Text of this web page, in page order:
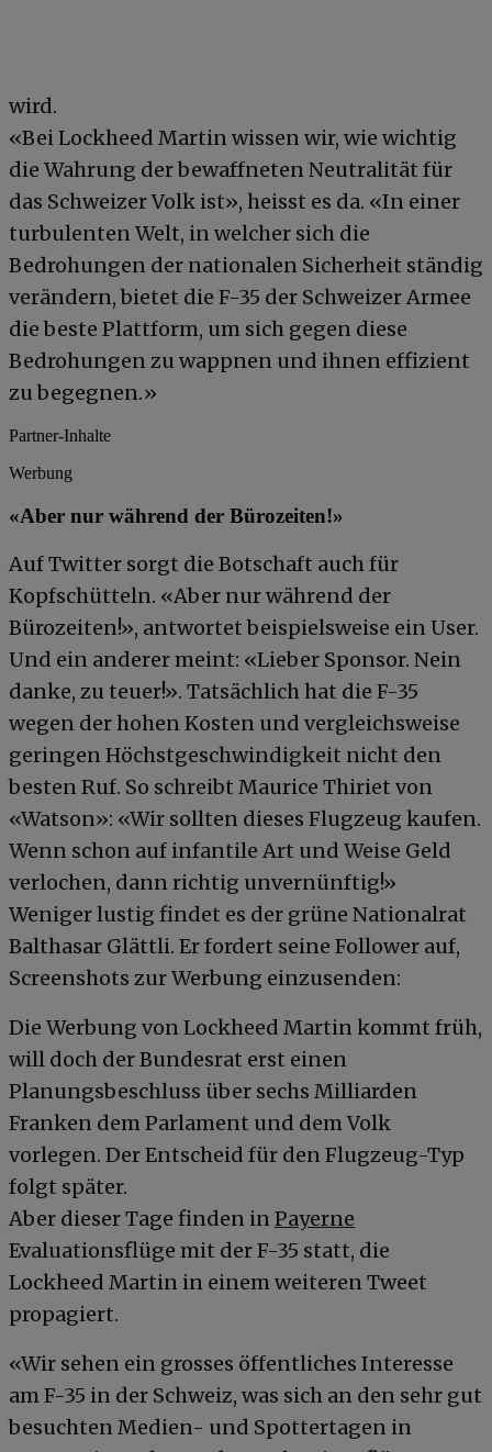
wird.
«Bei Lockheed Martin wissen wir, wie wichtig
die Wahrung der bewaffneten Neutralität für
das Schweizer Volk ist», heisst es da. «In einer
turbulenten Welt, in welcher sich die
Bedrohungen der nationalen Sicherheit ständig
verändern, bietet die F-35 der Schweizer Armee
die beste Plattform, um sich gegen diese
Bedrohungen zu wappnen und ihnen effizient
zu begegnen.»
Partner-Inhalte
Werbung
«Aber nur während der Bürozeiten!»
Auf Twitter sorgt die Botschaft auch für
Kopfschütteln. «Aber nur während der
Bürozeiten!», antwortet beispielsweise ein User.
Und ein anderer meint: «Lieber Sponsor. Nein
danke, zu teuer!». Tatsächlich hat die F-35
wegen der hohen Kosten und vergleichsweise
geringen Höchstgeschwindigkeit nicht den
besten Ruf. So schreibt Maurice Thiriet von
«Watson»: «Wir sollten dieses Flugzeug kaufen.
Wenn schon auf infantile Art und Weise Geld
verlochen, dann richtig unvernünftig!»
Weniger lustig findet es der grüne Nationalrat
Balthasar Glättli. Er fordert seine Follower auf,
Screenshots zur Werbung einzusenden:
Die Werbung von Lockheed Martin kommt früh,
will doch der Bundesrat erst einen
Planungsbeschluss über sechs Milliarden
Franken dem Parlament und dem Volk
vorlegen. Der Entscheid für den Flugzeug-Typ
folgt später.
Aber dieser Tage finden inPayerne
Evaluationsflüge mit der F-35 statt, die
Lockheed Martin in einem weiteren Tweet
propagiert.
«Wir sehen ein grosses öffentliches Interesse
am F-35 in der Schweiz, was sich an den sehr gut
besuchten Medien- und Spottertagen in